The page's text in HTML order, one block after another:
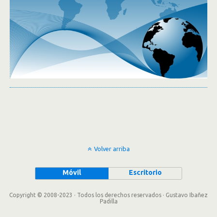
Volver arriba
Móvil Escritorio
Copyright © 2008-2023 · Todos los derechos reservados · Gustavo Ibañez
Padilla